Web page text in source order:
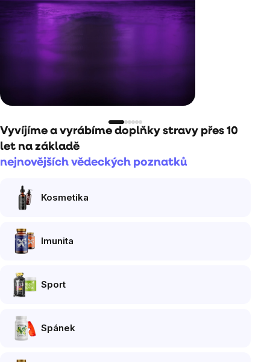
Vyvíjíme a vyrábíme doplňky stravy přes 10
let na základě
nejnovějších vědeckých poznatků
Kosmetika
Imunita
Sport
Spánek